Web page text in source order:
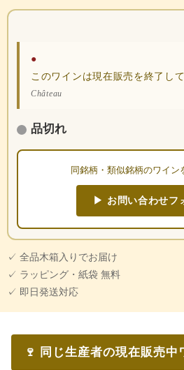
●
このワインは現在販売を終了し
Château
品切れ
同銘柄・類似銘柄のワイン
▶ お問い合わせフ
✓ 全品木箱入りでお届け
✓ ラッピング・紙袋 無料
✓ 即日発送対応
🍷 同じ生産者の現在販売中